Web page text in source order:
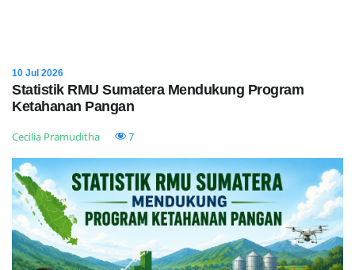
10 Jul 2026
Statistik RMU Sumatera Mendukung Program
Ketahanan Pangan
Cecilia Pramuditha 7